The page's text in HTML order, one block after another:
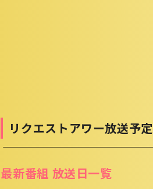
リクエストアワー放送予定
最新番組 放送日一覧